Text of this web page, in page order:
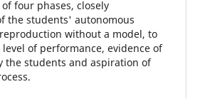
four phases, closely
the students' autonomous
without a model, to
of performance, evidence of
the students and aspiration of